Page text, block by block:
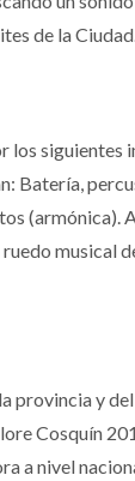
de la
los siguientes
Batería,
(armónica).
musical
provincia y
Cosquín
a nivel